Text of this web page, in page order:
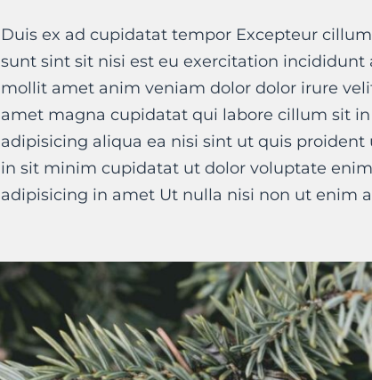
Duis ex ad cupidatat tempor Excepteur
sunt sint sit nisi est eu exercitation
mollit amet anim veniam dolor dolor irure
amet magna cupidatat qui labore cillum sit
adipisicing aliqua ea nisi sint ut quis
in sit minim cupidatat ut dolor voluptate
adipisicing in amet Ut nulla nisi non ut enim